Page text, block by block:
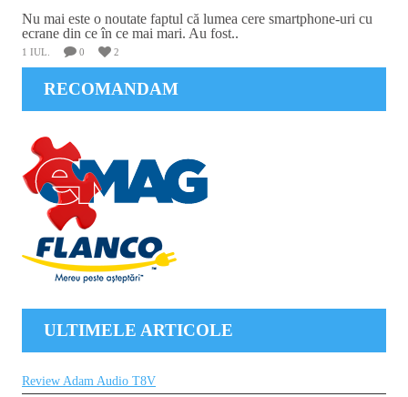
Nu mai este o noutate faptul că lumea cere smartphone-uri cu
ecrane din ce în ce mai mari. Au fost..
1 IUL. 0 2
RECOMANDAM
ULTIMELE ARTICOLE
Review Adam Audio T8V